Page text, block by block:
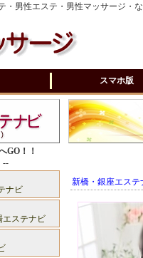
・男性エステ・男性マッサージ・
スマホ版
GO！！
ナビ
エステナビ
新橋・銀座エステ